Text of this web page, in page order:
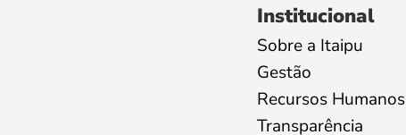
Institucional
Sobre a Itaipu
Gestão
Recursos Humanos
Transparência